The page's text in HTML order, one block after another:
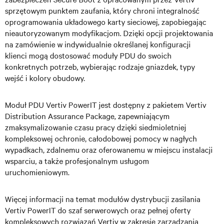
sprzętowym punktem zaufania, który chroni integralność
oprogramowania układowego karty sieciowej, zapobiegając
nieautoryzowanym modyfikacjom. Dzięki opcji projektowania
na zamówienie w indywidualnie określanej konfiguracji
klienci mogą dostosować moduły PDU do swoich
konkretnych potrzeb, wybierając rodzaje gniazdek, typy
wejść i kolory obudowy.
Moduł PDU Vertiv PowerIT jest dostępny z pakietem Vertiv
Distribution Assurance Package, zapewniającym
zmaksymalizowanie czasu pracy dzięki siedmioletniej
kompleksowej ochronie, całodobowej pomocy w nagłych
wypadkach, zdalnemu oraz oferowanemu w miejscu instalacji
wsparciu, a także profesjonalnym usługom
uruchomieniowym.
Więcej informacji na temat modułów dystrybucji zasilania
Vertiv PowerIT do szaf serwerowych oraz pełnej oferty
kompleksowych rozwiązań Vertiv w zakresie zarządzania